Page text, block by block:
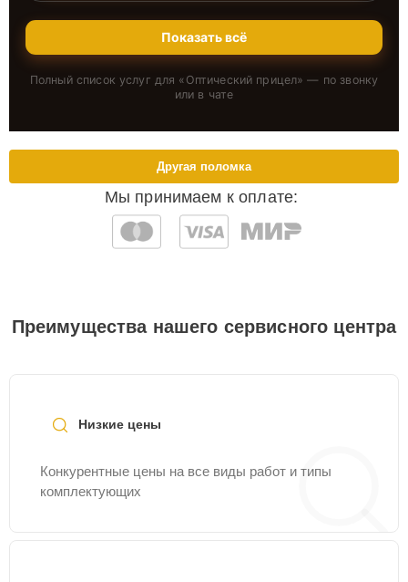
Показать всё
Полный список услуг для « Оптический прицел» — по звонку
или в чате
Мы принимаем к оплате:
Другая поломка
Преимущества нашего сервисного центра
Низкие цены
Конкурентные цены на все виды работ и типы
комплектующих